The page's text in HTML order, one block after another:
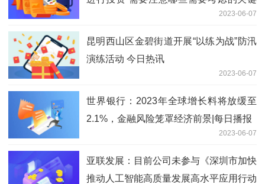
2023-06-07
昆明西山区金碧街道开展“以练为战”防汛
演练活动 今日热讯
2023-06-07
世界银行：2023年全球增长料将放缓至
2.1%，金融风险笼罩经济前景|每日播报
2023-06-07
亚联发展：目前公司未参与《深圳市加快
推动人工智能高质量发展高水平应用行动